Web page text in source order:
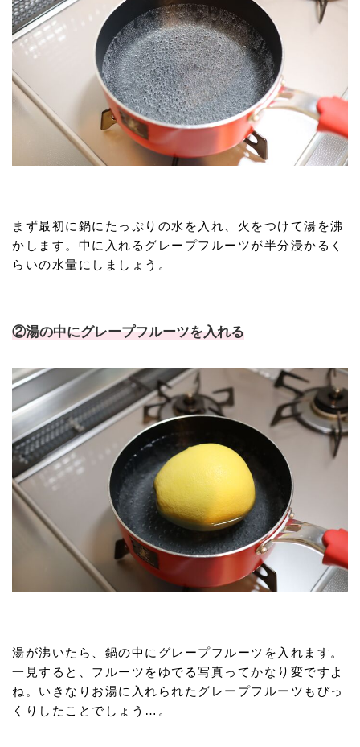
まず最初に鍋にたっぷりの水を入れ、火をつけて湯を沸
かします。中に入れるグレープフルーツが半分浸かるく
らいの水量にしましょう。
②湯の中にグレープフルーツを入れる
湯が沸いたら、鍋の中にグレープフルーツを入れます。
一見すると、フルーツをゆでる写真ってかなり変ですよ
ね。いきなりお湯に入れられたグレープフルーツもびっ
くりしたことでしょう…。